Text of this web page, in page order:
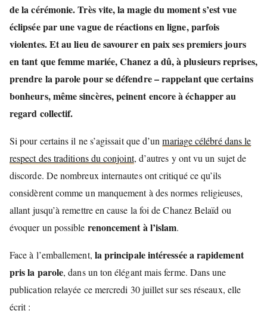
de la cérémonie. Très vite, la magie du moment s’est vue
éclipsée par unevague de réactionsen ligne, parfois
violentes. Et au lieu de savourer en paix ses premiers jours
en tant que femme mariée, Chanez a dû, à plusieurs reprises,
prendre la parole pour se défendre– rappelant que certains
bonheurs, même sincères, peinent encore à échapper au
regard collectif.
Si pour certains il ne s’agissait que d’unmariage célébré dans le
respect des traditions du conjoint, d’autres y ont vu un sujet de
discorde. De nombreux internautes ont critiqué ce qu’ils
considèrent comme un manquement à des normes religieuses,
allant jusqu’à remettre en cause la foi de Chanez Belaïd ou
évoquer un possible renoncement à l’islam.
Face à l’emballement, la principale intéressée a rapidement
pris la parole, dans un ton élégant mais ferme. Dans une
publication relayée ce mercredi 30 juillet sur ses réseaux, elle
écrit :